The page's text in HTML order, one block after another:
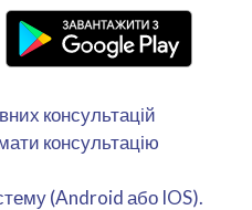
консультацій
консультацію
(Android або IOS).